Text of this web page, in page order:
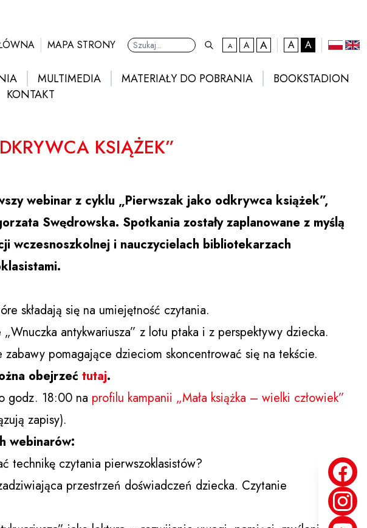
MAPA STRONY Ustawienia Adomyślna czcionka
Awiększa czcionka
Anajwiększa czcionka
A kontrast domyślny
A polski
MULTIMEDIA MATERIAŁY DO POBRANIA
BOOKSTADION
KONTAKT
KSIĄŻEK”
webinar z cyklu „Pierwszak jako odkrywca książek”,
Swędrowska. Spotkania zostały zaplanowane z myślą
wczesnoszkolnej i nauczycielach bibliotekarzach
składają się na umiejętność czytania.
„Wnuczka antykwariusza” z lotu ptaka i z perspektywy dziecka.
zabawy pomagające dzieciom skoncentrować się na tekście.
obejrzećtutaj.
godz. 18:00 na profilu kampanii „Mała książka – wielki człowiek”
zapisy).
webinarów:
technikę czytania pierwszoklasistów?
przestrzeń doświadczeń dziecka. Czytanie